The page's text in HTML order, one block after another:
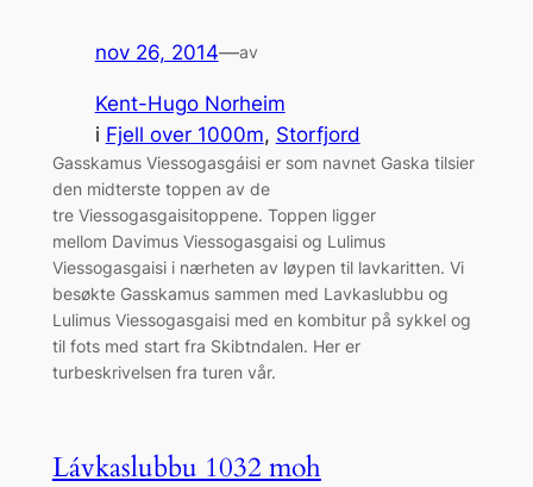
nov 26, 2014—av
Kent-Hugo Norheim
i Fjell over 1000m, Storfjord
Gasskamus Viessogasgáisi er som navnet Gaska tilsier
den midterste toppen av de
tre Viessogasgaisitoppene. Toppen ligger
mellom Davimus Viessogasgaisi og Lulimus
Viessogasgaisi i nærheten av løypen til lavkaritten. Vi
besøkte Gasskamus sammen med Lavkaslubbu og
Lulimus Viessogasgaisi med en kombitur på sykkel og
til fots med start fra Skibtndalen. Her er
turbeskrivelsen fra turen vår.
Lávkaslubbu 1032 moh